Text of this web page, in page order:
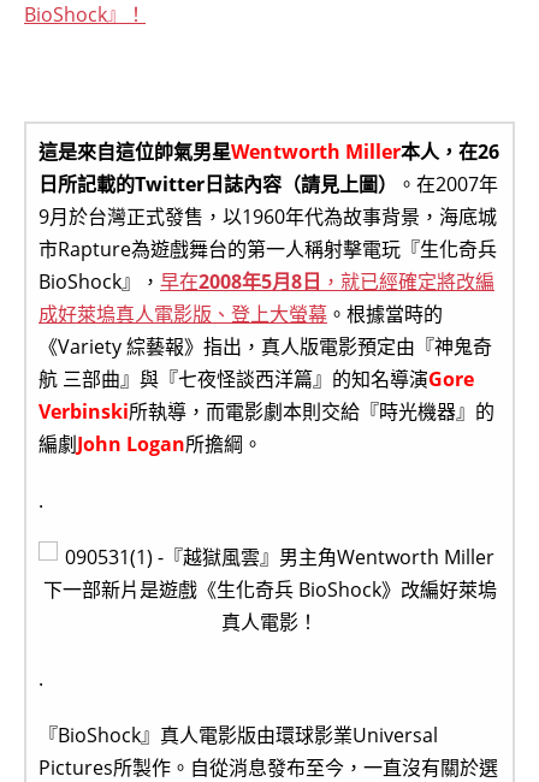
BioShock』！
這是來自這位帥氣男星Wentworth Miller本人，在26
日所記載的Twitter日誌內容（請見上圖）
。在2007年
9月於台灣正式發售，以1960年代為故事背景，海底城
市Rapture為遊戲舞台的第一人稱射擊電玩『生化奇兵
BioShock』， 早在2008年5月8日 ，就已經確定將改編
成好萊塢真人電影版、登上大螢幕 。根據當時的
《Variety 綜藝報》指出，真人版電影預定由『神鬼奇
航 三部曲』與『七夜怪談西洋篇』的知名導演Gore
Verbinski所執導，而電影劇本則交給『時光機器』的
編劇John Logan所擔綱。
.
.
『BioShock』真人電影版由環球影業Universal
Pictures所製作。自從消息發布至今，一直沒有關於選